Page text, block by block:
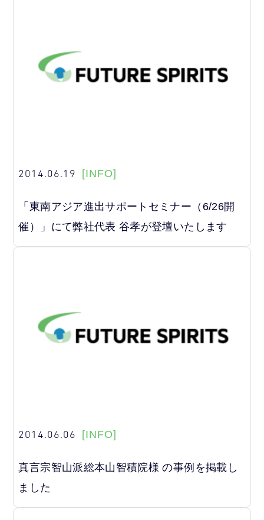
2014.06.19 [INFO]
「東南アジア進出サポートセミナー（6/26開
催）」にて弊社代表 谷孝が登壇いたします
2014.06.06 [INFO]
真言宗智山派総本山智積院様 の事例を掲載し
ました